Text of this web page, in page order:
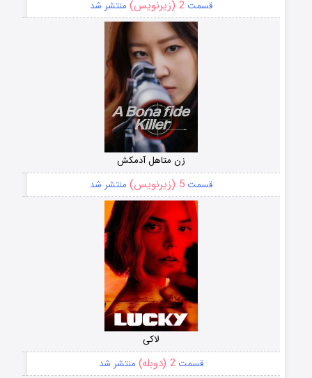
قسمت2 (زیرنویس) منتشر شد
زن متاهل آدمکش
قسمت5 (زیرنویس) منتشر شد
لاکی
قسمت2 (دوبله) منتشر شد